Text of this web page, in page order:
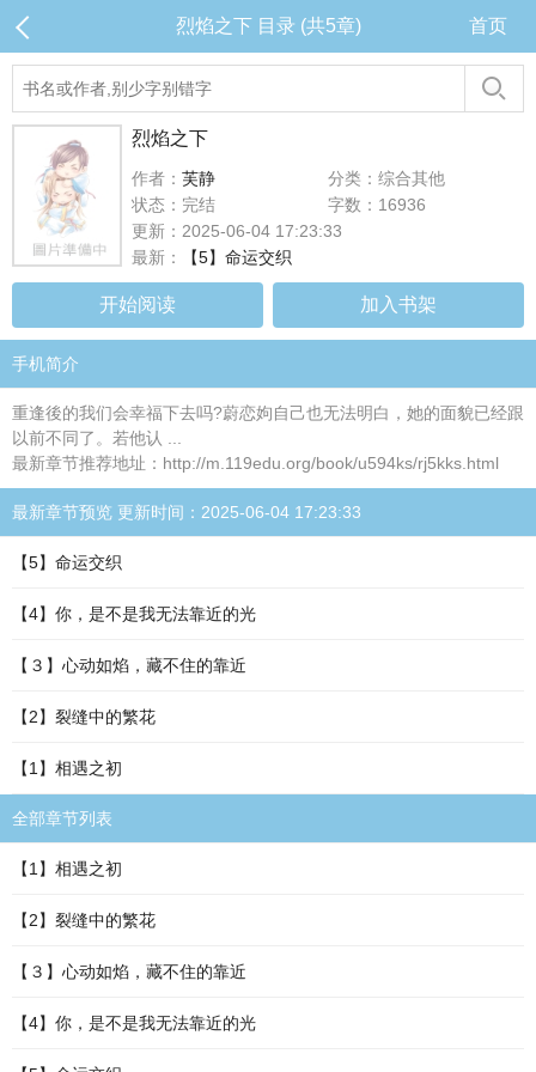
烈焰之下 目录 (共5章) 首页
烈焰之下
作者： 芙静
分类：综合其他
状态：完结
字数：16936
更新：2025-06-04 17:23:33
最新：
【5】命运交织
开始阅读 加入书架
手机简介
重逢後的我们会幸福下去吗?蔚恋姁自己也无法明白，她的面貌已经跟
以前不同了。若他认 ...
最新章节推荐地址：http://m.119edu.org/book/u594ks/rj5kks.html
最新章节预览 更新时间：2025-06-04 17:23:33
【5】命运交织
【4】你，是不是我无法靠近的光
【３】心动如焰，藏不住的靠近
【2】裂缝中的繁花
【1】相遇之初
全部章节列表
【1】相遇之初
【2】裂缝中的繁花
【３】心动如焰，藏不住的靠近
【4】你，是不是我无法靠近的光